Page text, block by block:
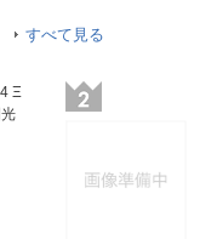
お問合せ
すべて見る
Ξ